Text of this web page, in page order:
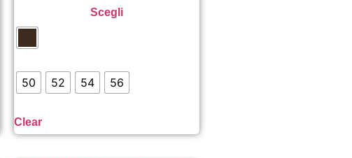
Scegli
50 52 54 56
Clear